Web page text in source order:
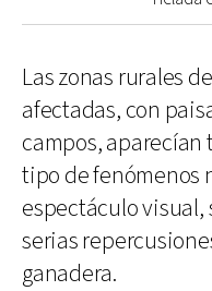
Las zonas rurales
afectadas, con
campos, aparecían
tipo de fenómenos
espectáculo
serias
ganadera.